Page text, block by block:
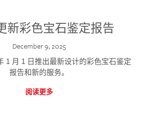
新彩色宝石鉴定报告
December 9, 2025
1 月 1 日推出最新设计的彩色宝石鉴定
报告和新的服务。
阅读更多